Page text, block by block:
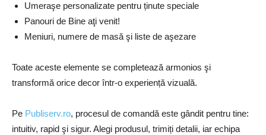
Umeraşe personalizate pentru ținute speciale
Panouri de Bine aţi venit!
Meniuri, numere de masă şi liste de aşezare
Toate aceste elemente se completează armonios şi
transformă orice decor într-o experiență vizuală.
Pe Publiserv.ro, procesul de comandă este gândit pentru tine:
intuitiv, rapid şi sigur. Alegi produsul, trimiți detalii, iar echipa